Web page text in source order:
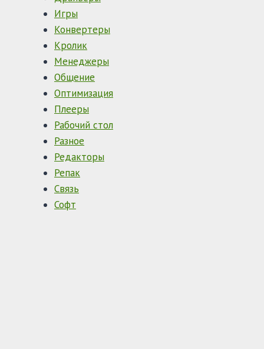
Игры
Конвертеры
Кролик
Менеджеры
Общение
Оптимизация
Плееры
Рабочий стол
Разное
Редакторы
Репак
Связь
Софт